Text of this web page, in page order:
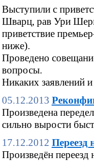
Выступили с
Шварц, рав Ури
приветствие
ниже).
Проведено
вопросы.
Никаких заявлений
05.12.2013
Произведена
сильно вырости
17.12.2012 Переезд
Произведён переезд